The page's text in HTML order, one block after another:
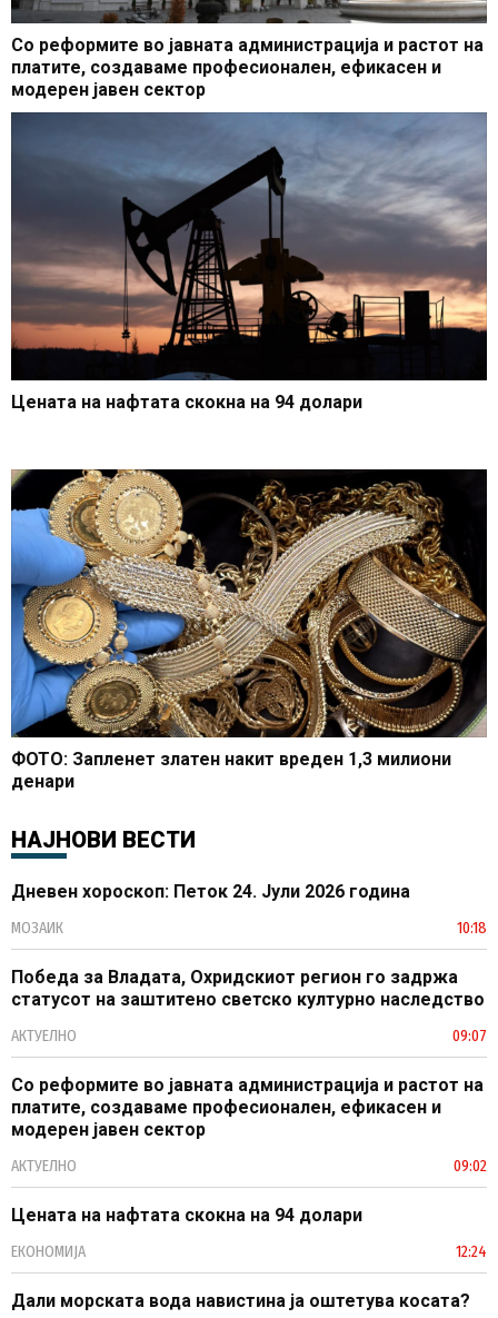
Со реформите во јавната администрација и растот на
платите, создаваме професионален, ефикасен и
модерен јавен сектор
Цената на нафтата скокна на 94 долари
ФОТО: Запленет златен накит вреден 1,3 милиони
денари
НАЈНОВИ ВЕСТИ
Дневен хороскоп: Петок 24. Јули 2026 година
МОЗАИК 10:18
Победа за Владата, Охридскиот регион го задржа
статусот на заштитено светско културно наследство
АКТУЕЛНО 09:07
Со реформите во јавната администрација и растот на
платите, создаваме професионален, ефикасен и
модерен јавен сектор
АКТУЕЛНО 09:02
Цената на нафтата скокна на 94 долари
ЕКОНОМИЈА 12:24
Дали морската вода навистина ја оштетува косата?